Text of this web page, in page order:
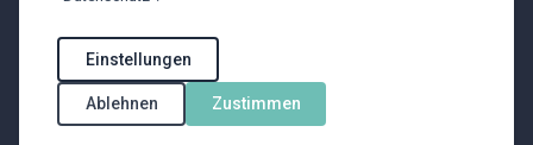
peruanischen Präsidentschaftswahlen anberaumt.
Im Vorfeld der Wahlen und nach der Verkündigung
der Wahlergebnisse sind Demonstrationen möglich.
Es ist mit erhöhten Sicherheitsvorkehrungen zu
Einstellungen
Ablehnen Zustimmen